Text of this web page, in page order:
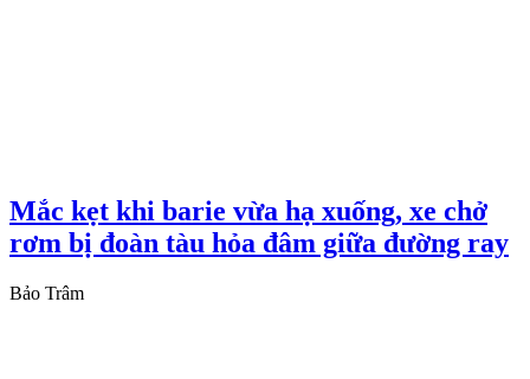
Mắc kẹt khi barie vừa hạ xuống, xe chở
rơm bị đoàn tàu hỏa đâm giữa đường ray
Bảo Trâm